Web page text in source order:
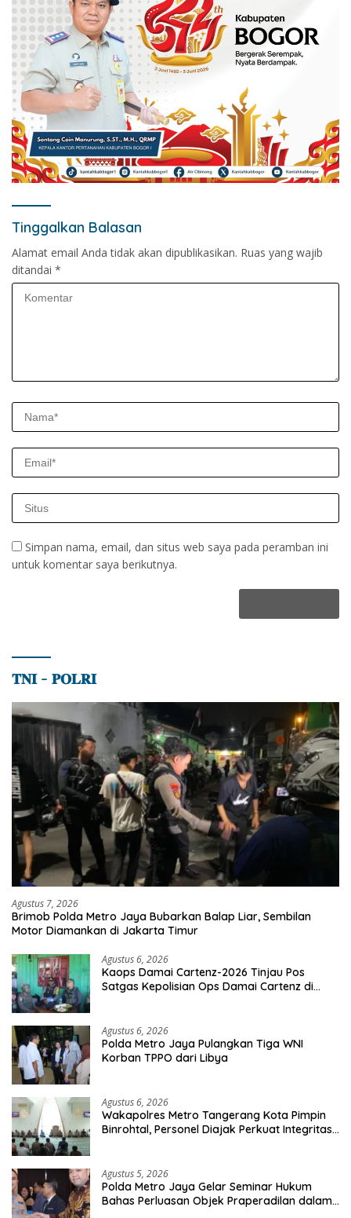
Tinggalkan Balasan
Alamat email Anda tidak akan dipublikasikan. Ruas yang wajib
ditandai *
Simpan nama, email, dan situs web saya pada peramban ini
untuk komentar saya berikutnya.
𝐓𝐍𝐈 – 𝐏𝐎𝐋𝐑𝐈
Agustus 7, 2026
Brimob Polda Metro Jaya Bubarkan Balap Liar, Sembilan
Motor Diamankan di Jakarta Timur
Agustus 6, 2026
Kaops Damai Cartenz-2026 Tinjau Pos
Satgas Kepolisian Ops Damai Cartenz di
Agustus 6, 2026
Polda Metro Jaya Pulangkan Tiga WNI
Korban TPPO dari Libya
Agustus 6, 2026
Wakapolres Metro Tangerang Kota Pimpin
Binrohtal, Personel Diajak Perkuat Integritas
Agustus 5, 2026
Polda Metro Jaya Gelar Seminar Hukum
Bahas Perluasan Objek Praperadilan dalam